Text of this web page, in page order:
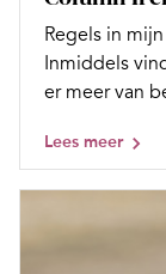
Regels in
Inmiddels
er meer van
Lees meer